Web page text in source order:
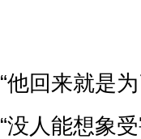
“他回来就是
“没人能想象